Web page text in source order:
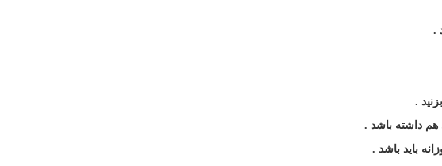
.
.
داشته باشد .
باید باشد .